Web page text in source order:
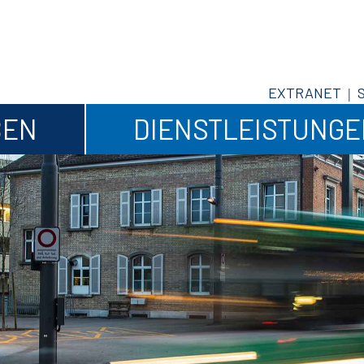
EXTRANET